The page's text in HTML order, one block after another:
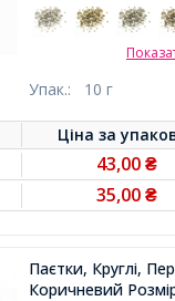
Упак.: 10 г
Ціна за
43,00₴
35,00₴
Паєтки, Круглі,
Коричневий